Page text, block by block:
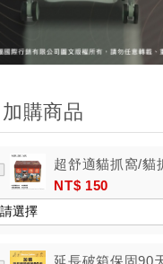
加購商品
超舒適貓抓窩/貓
退換貨)
NT$ 150
延長破箱保固90